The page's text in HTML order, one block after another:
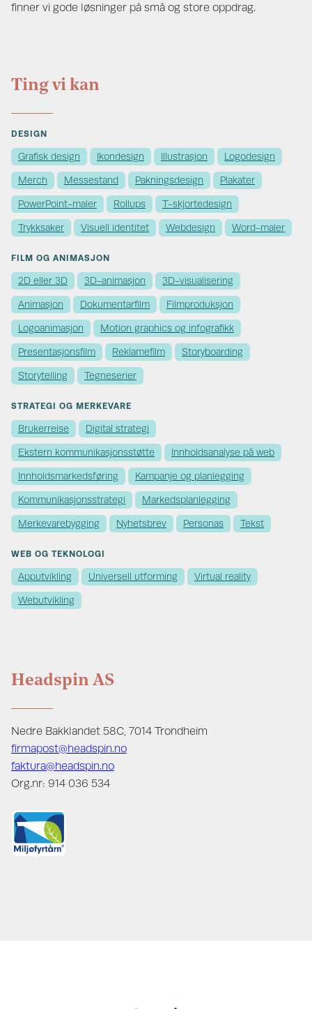
finner vi gode løsninger på små og store oppdrag.
Ting vi kan
DESIGN
Grafisk design Ikondesign Illustrasjon Logodesign
Merch Messestand Pakningsdesign Plakater
PowerPoint-maler Rollups T-skjortedesign
Trykksaker Visuell identitet Webdesign Word-maler
FILM OG ANIMASJON
2D eller 3D 3D-animasjon 3D-visualisering
Animasjon Dokumentarfilm Filmproduksjon
Logoanimasjon Motion graphics og infografikk
Presentasjonsfilm Reklamefilm Storyboarding
Storytelling Tegneserier
STRATEGI OG MERKEVARE
Brukerreise Digital strategi
Ekstern kommunikasjons­støtte Innholdsanalyse på web
Innholds­markedsføring Kampanje og planlegging
Kommunikasjons­strategi Markedsplanlegging
Merkevare­bygging Nyhetsbrev Personas Tekst
WEB OG TEKNOLOGI
Apputvikling Universell utforming Virtual reality
Webutvikling
Headspin AS
Nedre Bakklandet 58C, 7014 Trondheim
firmapost@headspin.no
faktura@headspin.no
Org.nr: 914 036 534